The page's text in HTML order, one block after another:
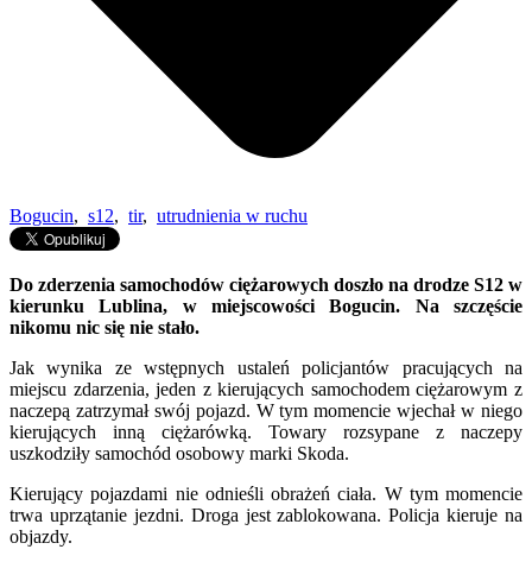
Bogucin, s12, tir, utrudnienia w ruchu
Do zderzenia samochodów ciężarowych doszło na drodze S12 w
kierunku Lublina, w miejscowości Bogucin. Na szczęście
nikomu nic się nie stało.
Jak wynika ze wstępnych ustaleń policjantów pracujących na
miejscu zdarzenia, jeden z kierujących samochodem ciężarowym z
naczepą zatrzymał swój pojazd. W tym momencie wjechał w niego
kierujących inną ciężarówką. Towary rozsypane z naczepy
uszkodziły samochód osobowy marki Skoda.
Kierujący pojazdami nie odnieśli obrażeń ciała. W tym momencie
trwa uprzątanie jezdni. Droga jest zablokowana. Policja kieruje na
objazdy.